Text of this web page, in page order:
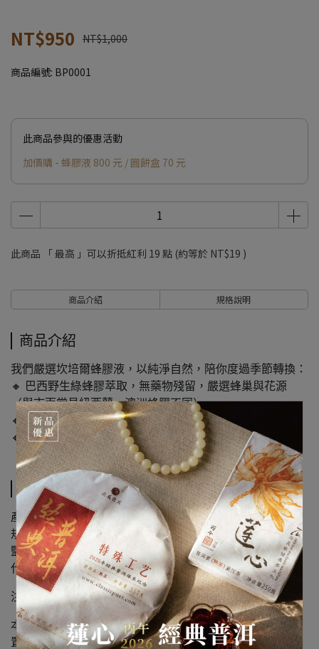
NT$950 NT$1,000
商品編號: BP0001
此商品參與的優惠活動
加價購 - 蜂膠液 800 元 / 圓餅盒 70 元
此商品 「 最高 」可以折抵紅利 19 點 (約等於 NT$19 )
商品介紹 規格說明
商品介紹
我們嚴選坎培爾蜂膠液，以純淨自然，陪你度過季節轉換：
🔸 巴西野生綠蜂膠萃取，無藥物殘留，嚴選蜂巢與花源
（與市面常見紐西蘭、澳洲蜂膠不同）
🔸 色澤茶金，純淨透亮，味道較清爽不辛辣、沾手易清洗
🔸 滴管分開包裝，蜂膠不會侵蝕頂部橡膠
規格說明
產品名稱：天威德成 坎培爾蜂膠液
規格：30g / 罐
監製出品：拜爾汀生技營養有限公司
代理商：石昆牧經典茶文化有限公司
注意事項：
本產品未開封前，請置於陰涼乾燥處，開封後請旋緊瓶蓋，
置於嬰兒不易取得之處